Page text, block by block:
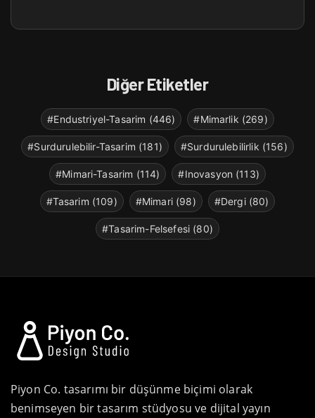
Diğer Etiketler
#Endustriyel-Tasarim (446) #Mimarlik (269)
#Surdurulebilir-Tasarim (181) #Surdurulebilirlik (156)
#Mimari-Tasarim (114) #Inovasyon (113)
#Tasarim (109) #Mimari (98) #Dergi (80)
#Tasarim-Felsefesi (80)
Piyon Co. tasarımı bir düşünme biçimi olarak
benimseyen bir tasarım stüdyosu ve dijital yayın